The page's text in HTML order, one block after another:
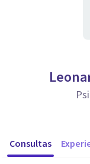
Consultas